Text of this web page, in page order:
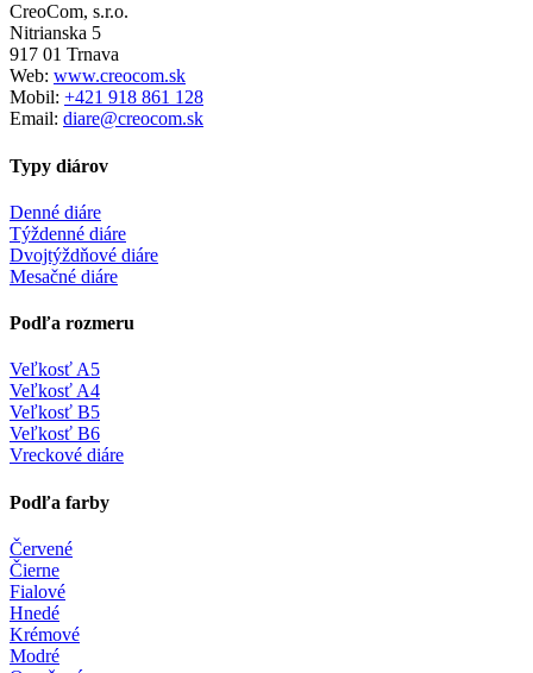
CreoCom, s.r.o.
Nitrianska 5
917 01 Trnava
Web: www.creocom.sk
Mobil: +421 918 861 128
Email: diare@creocom.sk
Typy diárov
Denné diáre
Týždenné diáre
Dvojtýždňové diáre
Mesačné diáre
Podľa rozmeru
Veľkosť A5
Veľkosť A4
Veľkosť B5
Veľkosť B6
Vreckové diáre
Podľa farby
Červené
Čierne
Fialové
Hnedé
Krémové
Modré